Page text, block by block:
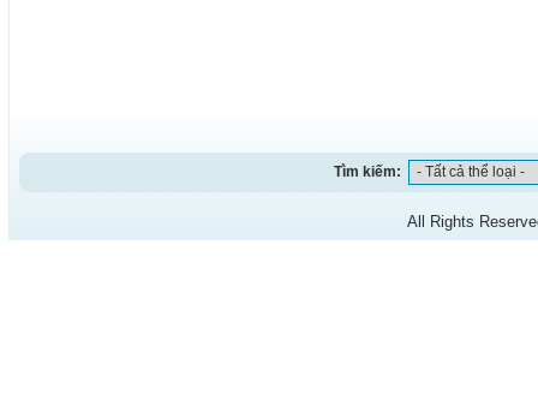
Tìm kiếm:
All Rights